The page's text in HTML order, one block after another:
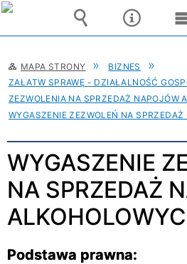
MAPA STRONY
BIZNES
ZAŁATW SPRAWĘ - DZIAŁALNOŚĆ
ZEZWOLENIA NA SPRZEDAŻ NAPOJÓW
WYGASZENIE ZEZWOLEŃ NA
WYGASZENIE
NA SPRZEDAŻ
Podstawa prawna: